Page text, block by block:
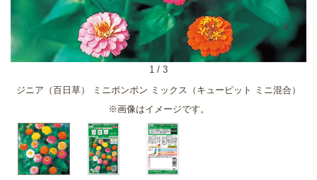
ジニア（百日草） ミニポンポン ミックス（キューピット ミニ混合）
※画像はイメージです。
1 / 3